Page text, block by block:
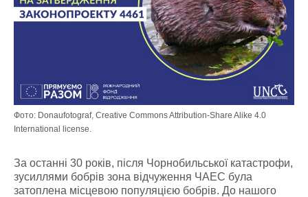
Фото: Donaufotograf, Creative Commons Attribution-Share Alike 4.0
International license.
За останні 30 років, після Чорнобильської катастрофи,
зусиллями бобрів зона відчуження ЧАЕС була
затоплена місцевою популяцією бобрів. До нашого